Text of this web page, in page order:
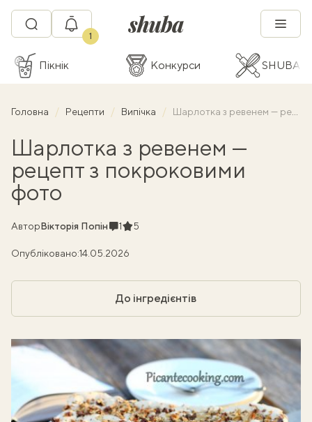
1
Пікнік Конкурси SHUBA
Головна Рецепти Випічка Шарлотка з ревенем — рецепт з покроковими фото
Шарлотка з ревенем —
рецепт з покроковими
фото
АвторВікторія ПопінКоментарі
1Рейтинг
5
Опубліковано:14.05.2026
До інгредієнтів